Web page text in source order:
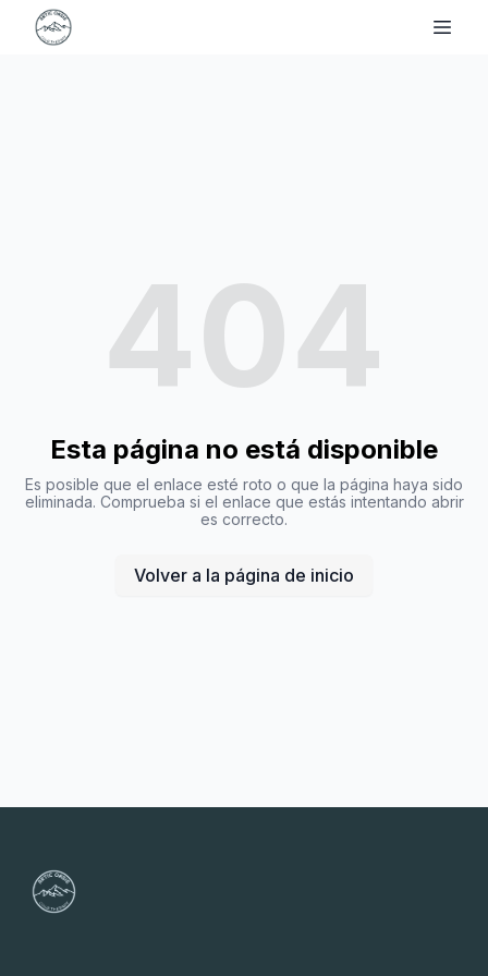
404
Esta página no está disponible
Es posible que el enlace esté roto o que la página haya sido
eliminada. Comprueba si el enlace que estás intentando abrir
es correcto.
Volver a la página de inicio